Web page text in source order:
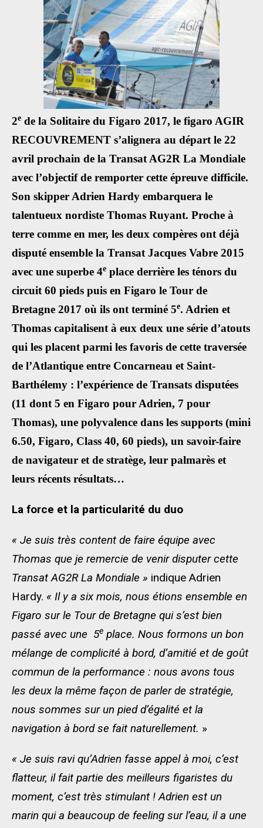
2e de la Solitaire du Figaro 2017, le figaro AGIR
RECOUVREMENT s’alignera au départ le 22
avril prochain de la Transat AG2R La Mondiale
avec l’objectif de remporter cette épreuve difficile.
Son skipper Adrien Hardy embarquera le
talentueux nordiste Thomas Ruyant. Proche à
terre comme en mer, les deux compères ont déjà
disputé ensemble la Transat Jacques Vabre 2015
avec une superbe 4e place derrière les ténors du
circuit 60 pieds puis en Figaro le Tour de
Bretagne 2017 où ils ont terminé 5e. Adrien et
Thomas capitalisent à eux deux une série d’atouts
qui les placent parmi les favoris de cette traversée
de l’Atlantique entre Concarneau et Saint-
Barthélemy : l’expérience de Transats disputées
(11 dont 5 en Figaro pour Adrien, 7 pour
Thomas), une polyvalence dans les supports (mini
6.50, Figaro, Class 40, 60 pieds), un savoir-faire
de navigateur et de stratège, leur palmarès et
leurs récents résultats…
La force et la particularité du duo
« Je suis très content de faire équipe avec
Thomas que je remercie de venir disputer cette
Transat AG2R La Mondiale » indique Adrien
Hardy. « Il y a six mois, nous étions ensemble en
Figaro sur le Tour de Bretagne qui s’est bien
passé avec une 5e place. Nous formons un bon
mélange de complicité à bord, d’amitié et de goût
commun de la performance : nous avons tous
les deux la même façon de parler de stratégie,
nous sommes sur un pied d’égalité et la
navigation à bord se fait naturellement. »
« Je suis ravi qu’Adrien fasse appel à moi, c’est
flatteur, il fait partie des meilleurs figaristes du
moment, c’est très stimulant ! Adrien est un
marin qui a beaucoup de feeling sur l’eau, il a une